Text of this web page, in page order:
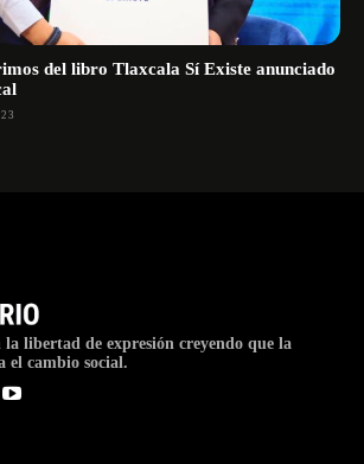
del libro Tlaxcala Sí Existe anunciado
libertad de expresión creyendo que la
el cambio social.